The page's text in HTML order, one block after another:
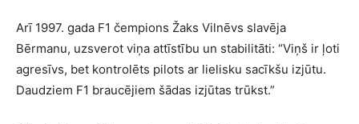
Arī 1997. gada F1 čempions Žaks Vilnēvs slavēja
Bērmanu, uzsverot viņa attīstību un stabilitāti: “Viņš ir ļoti
agresīvs, bet kontrolēts pilots ar lielisku sacīkšu izjūtu.
Daudziem F1 braucējiem šādas izjūtas trūkst.”